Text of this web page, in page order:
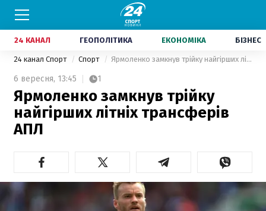
24 КАНАЛ ГЕОПОЛІТИКА ЕКОНОМІКА БІЗНЕС
24 канал Спорт Спорт Ярмоленко замкнув трійку найгірших літніх трансферів АПЛ
6 вересня, 13:45 1
Ярмоленко замкнув трійку
найгірших літніх трансферів
АПЛ